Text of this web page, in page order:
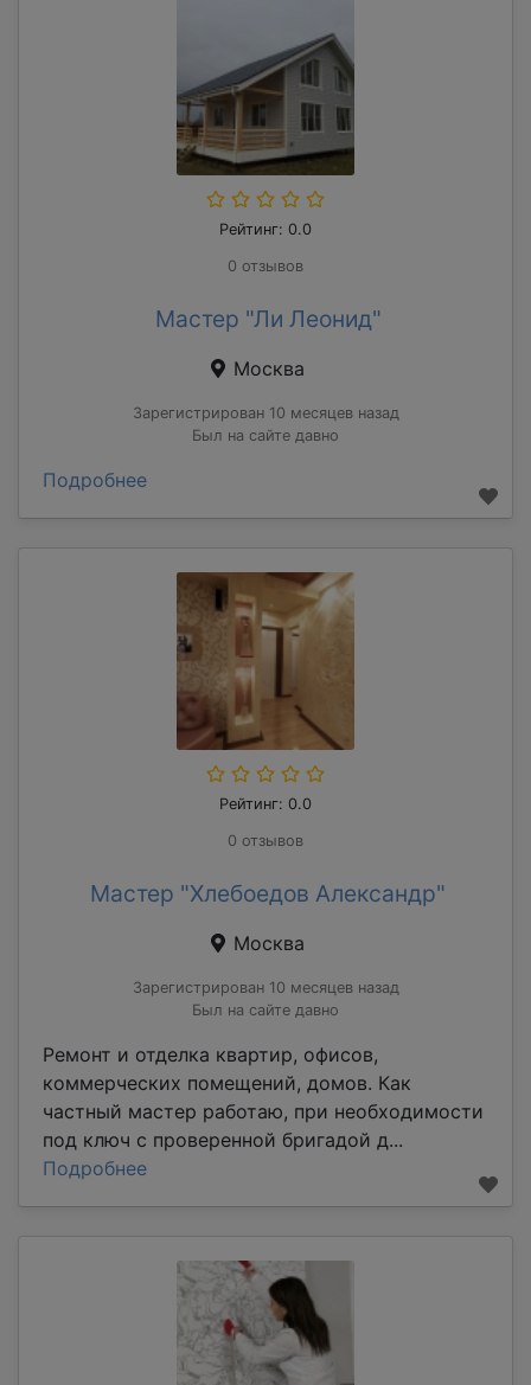
Рейтинг: 0.0
0 отзывов
Мастер "Ли Леонид"
Москва
Зарегистрирован 10 месяцев назад
Был на сайте давно
Подробнее
Рейтинг: 0.0
0 отзывов
Мастер "Хлебоедов Александр"
Москва
Зарегистрирован 10 месяцев назад
Был на сайте давно
Ремонт и отделка квартир, офисов,
коммерческих помещений, домов. Как
частный мастер работаю, при необходимости
под ключ с проверенной бригадой д...
Подробнее